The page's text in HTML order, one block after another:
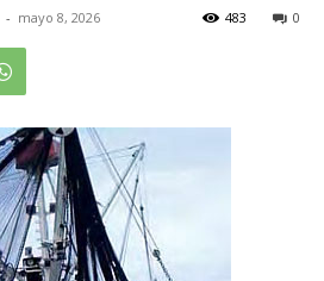
- mayo 8, 2026 0
483